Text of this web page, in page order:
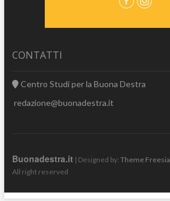
CONTATTI
Centro Studi per la Buona Destra
redazione@buonadestra.it
Buonadestra.it | Designed by: Theme Freesia
All right reserved